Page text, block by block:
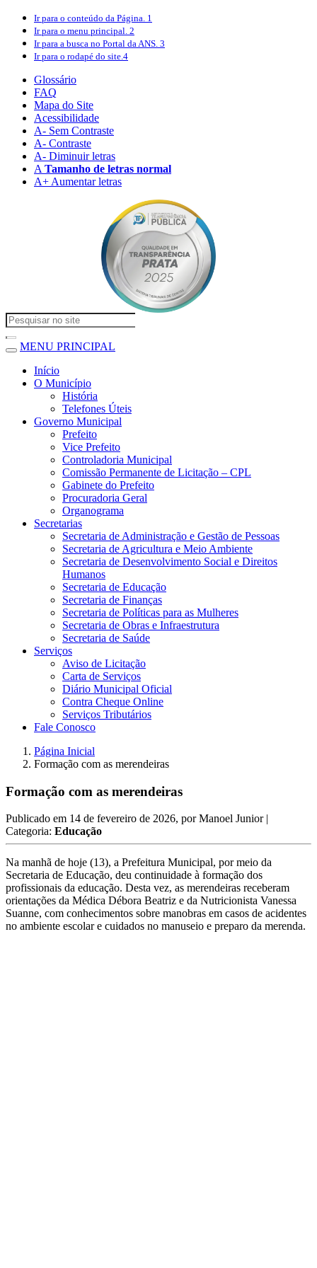
Ir para o conteúdo da Página. 1
Ir para o menu principal. 2
Ir para a busca no Portal da ANS. 3
Ir para o rodapé do site.4
Glossário
FAQ
Mapa do Site
Acessibilidade
A- Sem Contraste
A- Contraste
A- Diminuir letras
A Tamanho de letras normal
A+ Aumentar letras
MENU PRINCIPAL
Início
O Município
História
Telefones Úteis
Governo Municipal
Prefeito
Vice Prefeito
Controladoria Municipal
Comissão Permanente de Licitação – CPL
Gabinete do Prefeito
Procuradoria Geral
Organograma
Secretarias
Secretaria de Administração e Gestão de Pessoas
Secretaria de Agricultura e Meio Ambiente
Secretaria de Desenvolvimento Social e Direitos
Humanos
Secretaria de Educação
Secretaria de Finanças
Secretaria de Políticas para as Mulheres
Secretaria de Obras e Infraestrutura
Secretaria de Saúde
Serviços
Aviso de Licitação
Carta de Serviços
Diário Municipal Oficial
Contra Cheque Online
Serviços Tributários
Fale Conosco
Página Inicial
Formação com as merendeiras
Formação com as merendeiras
Publicado em 14 de fevereiro de 2026, porManoel Junior |
Categoria: Educação
Na manhã de hoje (13), a Prefeitura Municipal, por meio da
Secretaria de Educação, deu continuidade à formação dos
profissionais da educação. Desta vez, as merendeiras receberam
orientações da Médica Débora Beatriz e da Nutricionista Vanessa
Suanne, com conhecimentos sobre manobras em casos de acidentes
no ambiente escolar e cuidados no manuseio e preparo da merenda.